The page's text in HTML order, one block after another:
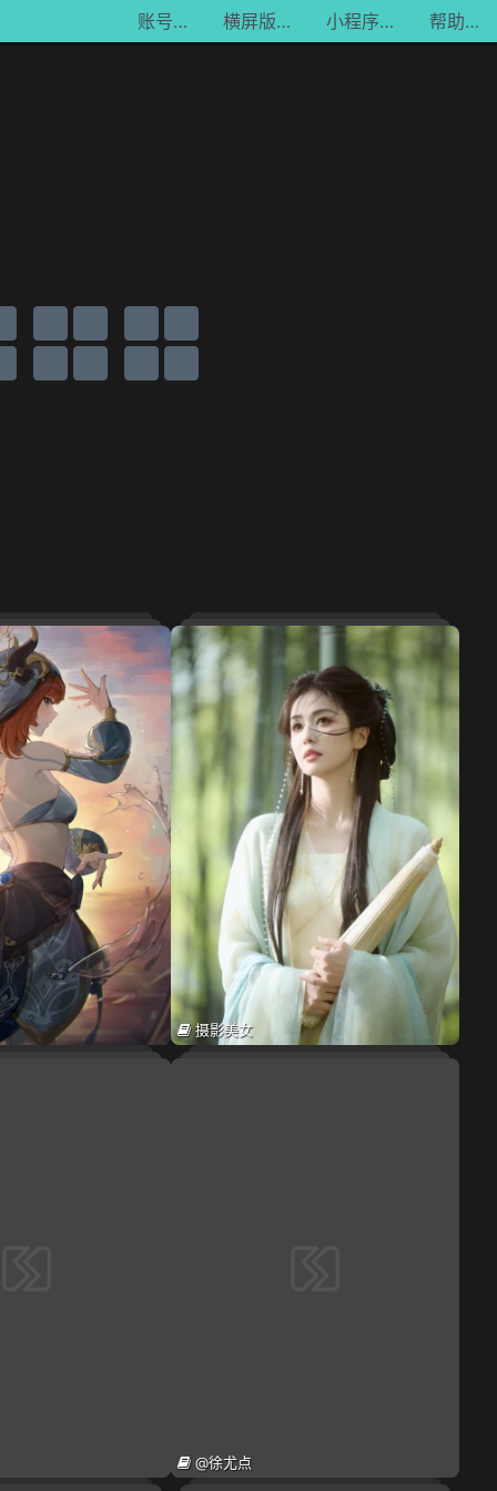
账号 横屏 小程序 帮助
摄影美女
@徐尤点